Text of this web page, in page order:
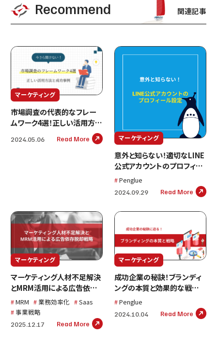
Recommend 関連記事
マーケティング
市場調査の代表的なフレー
ムワーク4選！正しい活用方法
2024.05.06 Read More マーケティング
意外と知らない！適切なLINE
公式アカウントのプロフィー
ル設定を解説
Penglue
2024.09.29 Read More
マーケティング
マーケティング人材不足解決
とMRM活用による広告依存
脱却戦略
MRM 業務効率化
Saas
事業戦略
2025.12.17 Read More
マーケティング
成功企業の秘訣！ブランディ
ングの本質と効果的な戦略と
はPenglue
2024.10.04 Read More